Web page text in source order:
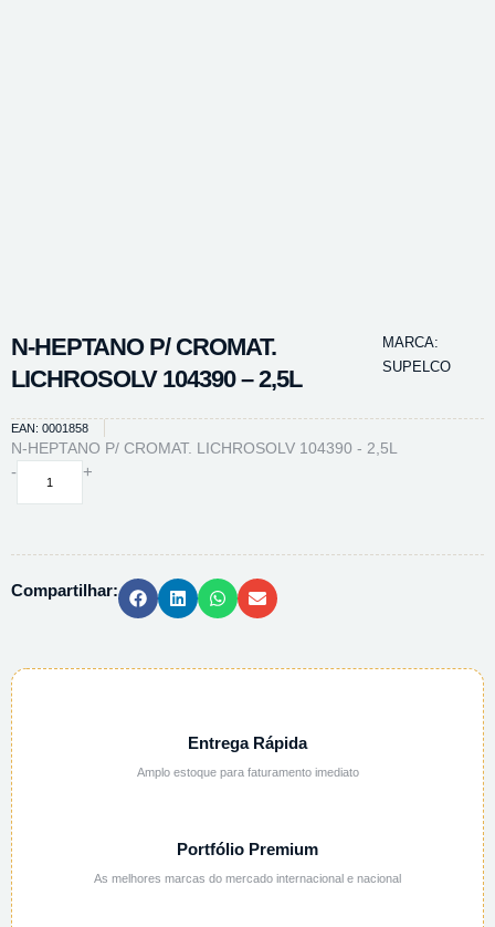
N-HEPTANO P/ CROMAT.
LICHROSOLV 104390 – 2,5L
MARCA:
SUPELCO
EAN: 0001858
N-HEPTANO P/ CROMAT. LICHROSOLV 104390 - 2,5L
-
N-
104390
quantidade
+
Compartilhar:
Entrega Rápida
Amplo estoque para faturamento imediato
Portfólio Premium
As melhores marcas do mercado internacional e nacional